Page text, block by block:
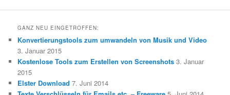
GANZ NEU EINGETROFFEN:
Konvertierungstools zum umwandeln von Musik und Video
3. Januar 2015
Kostenlose Tools zum Erstellen von Screenshots 3. Januar
2015
Elster Download 7. Juni 2014